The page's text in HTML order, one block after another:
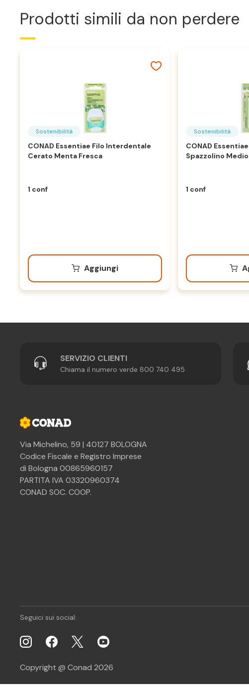
Prodotti simili da non perdere
Sostenibilità
CONAD Essentiae Filo Interdentale
Cerato Menta Fresca
1 conf
Aggiungi
Sostenibilità
CONAD
Spazzolino
1 conf
SERVIZIO CLIENTI
Chiama il numero verde 800 740 495
Via Michelino, 59 | 40127 BOLOGNA
Codice Fiscale e Registro Imprese
di Bologna 00865960157
PARTITA IVA 03320960374
CONAD SOC. COOP.
Seguici sui social:
Copyright @ Conad 2026